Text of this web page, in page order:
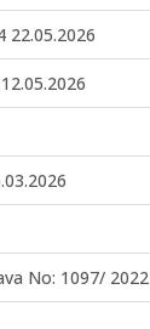
22.05.2026
No: 1097/ 2022